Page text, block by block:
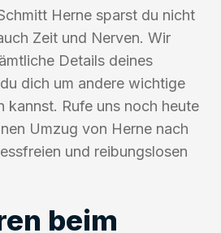
Herne sparst du nicht
Zeit und Nerven. Wir
Details deines
dich um andere wichtige
kannst. Rufe uns noch heute
Umzug von Herne nach
und reibungslosen
beim